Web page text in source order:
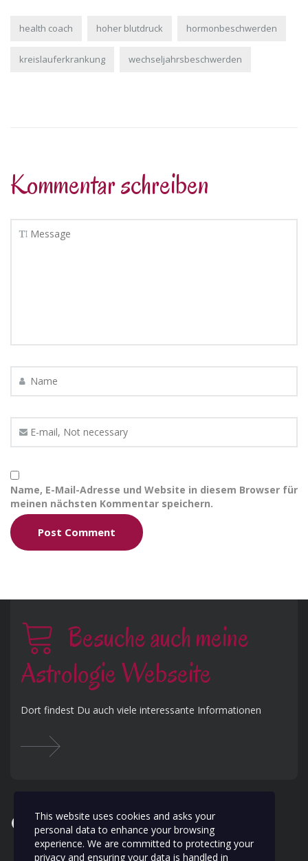
health coach hoher blutdruck hormonbeschwerden
kreislauferkrankung wechseljahrsbeschwerden
Kommentar schreiben
Name, E-Mail-Adresse und Website in diesem Browser für
meinen nächsten Kommentar speichern.
Besuche auch meine
Astrologie Webseite
Dort findest Du auch viele interessante Informationen
Facebook
Instagram
WhatsApp
This website uses cookies and asks your
personal data to enhance your browsing
experience. We are committed to protecting your
privacy and ensuring your data is handled in